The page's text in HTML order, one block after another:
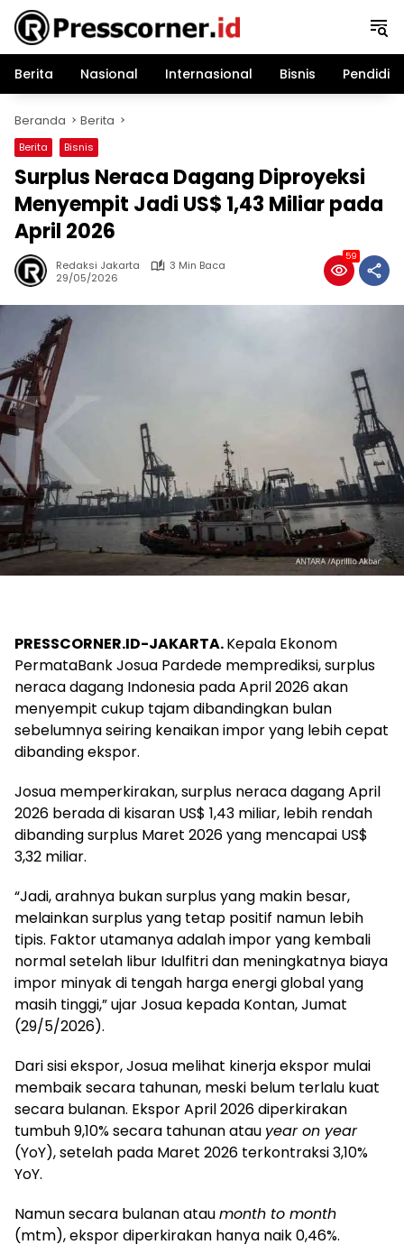
Langsung
konten
Berita
Nasional Internasional Bisnis
Beranda Berita
Berita Bisnis
Surplus Neraca Dagang Diproyeksi
Menyempit Jadi US$ 1,43 Miliar pada
April 2026
Redaksi Jakarta
3 Min Baca
29/05/2026
59
PRESSCORNER.ID-JAKARTA.Kepala Ekonom
PermataBank Josua Pardede memprediksi, surplus
neraca dagang Indonesia pada April 2026 akan
menyempit cukup tajam dibandingkan bulan
sebelumnya seiring kenaikan impor yang lebih cepat
dibanding ekspor.
Josua memperkirakan, surplus neraca dagang April
2026 berada di kisaran US$ 1,43 miliar, lebih rendah
dibanding surplus Maret 2026 yang mencapai US$
3,32 miliar.
“Jadi, arahnya bukan surplus yang makin besar,
melainkan surplus yang tetap positif namun lebih
tipis. Faktor utamanya adalah impor yang kembali
normal setelah libur Idulfitri dan meningkatnya biaya
impor minyak di tengah harga energi global yang
masih tinggi,” ujar Josua kepada Kontan, Jumat
(29/5/2026).
Dari sisi ekspor, Josua melihat kinerja ekspor mulai
membaik secara tahunan, meski belum terlalu kuat
secara bulanan. Ekspor April 2026 diperkirakan
tumbuh 9,10% secara tahunan atau year on year
(YoY), setelah pada Maret 2026 terkontraksi 3,10%
YoY.
Namun secara bulanan ataumonth to month
(mtm), ekspor diperkirakan hanya naik 0,46%.